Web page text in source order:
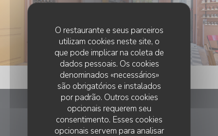
O restaurante e seus parceiros
utilizam cookies neste site, o
que pode implicar na coleta de
dados pessoais. Os cookies
denominados «necessários»
são obrigatórios e instalados
por padrão. Outros cookies
opcionais requerem seu
consentimento. Esses cookies
opcionais servem para analisar
Papilles & Epices